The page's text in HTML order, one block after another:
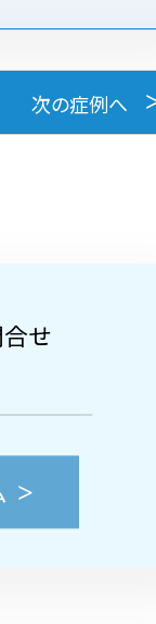
次の症例へ
せ